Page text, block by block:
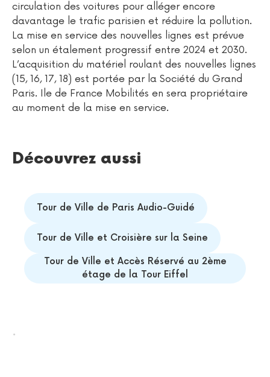
circulation des voitures pour alléger encore
davantage le trafic parisien et réduire la pollution.
La mise en service des nouvelles lignes est prévue
selon un étalement progressif entre 2024 et 2030.
L’acquisition du matériel roulant des nouvelles lignes
(15, 16, 17, 18) est portée par la Société du Grand
Paris. Ile de France Mobilités en sera propriétaire
au moment de la mise en service.
Découvrez aussi
Tour de Ville de Paris Audio-Guidé
Tour de Ville et Croisière sur la Seine
Tour de Ville et Accès Réservé au 2ème
étage de la Tour Eiffel
.